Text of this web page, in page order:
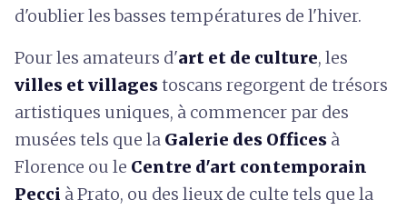
d'oublier les basses températures de l'hiver.
Pour les amateurs d'art et de culture, les
villes et villagestoscans regorgent de trésors
artistiques uniques, à commencer par des
musées tels que la Galerie des Offices à
Florence ou le Centre d'art contemporain
Pecci à Prato, ou des lieux de culte tels que la